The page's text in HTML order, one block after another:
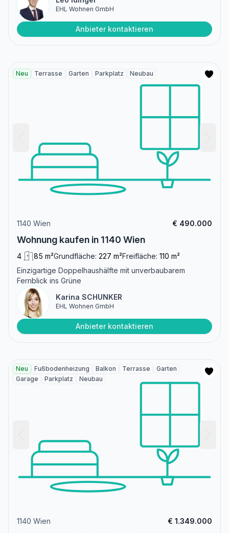
EHL Wohnen GmbH
Anbieter kontaktieren
Neu Terrasse Garten Parkplatz Neubau
1140 Wien € 490.000
Wohnung kaufen in 1140 Wien
4 85 m²Grundfläche: 227 m²Freifläche: 110 m²
Einzigartige Doppelhaushälfte mit unverbaubarem
Fernblick ins Grüne
Karina SCHUNKER
EHL Wohnen GmbH
Anbieter kontaktieren
Neu Fußbodenheizung Balkon Terrasse
Garten
Garage
Parkplatz Neubau
1140 Wien € 1.349.000